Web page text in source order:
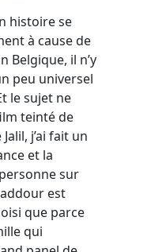
histoire se
à cause de
Belgique, il n’y
peu universel
le sujet ne
teinté de
j’ai fait un
et la
sur
est
que parce
qui